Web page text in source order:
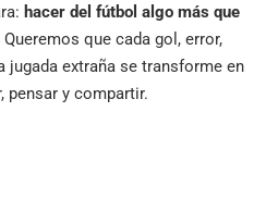
hacer del fútbol algo más que
Queremos que cada gol, error,
jugada extraña se transforme en
pensar y compartir.